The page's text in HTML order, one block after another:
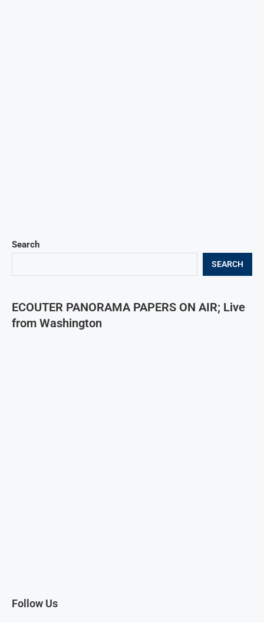
Search
SEARCH
ECOUTER PANORAMA PAPERS ON AIR; Live
from Washington
Follow Us